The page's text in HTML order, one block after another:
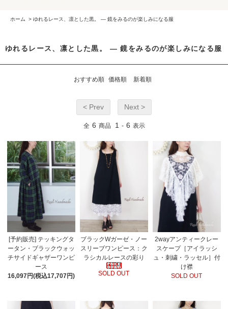
ホーム > ゆれるレース、凛とした黒。 ― 鏡をみるのが楽しみになる服
ゆれるレース、凛とした黒。 ― 鏡をみるのが楽しみになる服
おすすめ順 価格順 新着順
< Prev Next >
全 6 商品 1 - 6 表示
[予約販売] テッキングタ
ータン・ブラックウォッ
チサイドギャザーワンピ
ース
16,097円(税込17,707円)
ブラックWガーゼ・ノー
スリーブワンピース：ク
ラシカルレースの彩り
SOLD OUT
2wayアンティークレー
スケープ［アイラッシ
ュ・刺繍・ラッセル］付
け襟
SOLD OUT